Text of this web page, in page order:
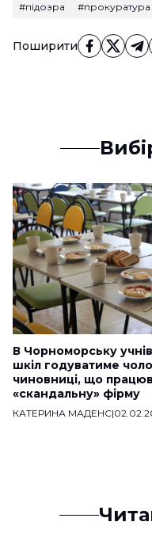
Поширити
#підозра
#прокуратура
В Чорноморську
шкіл годуватиме
чиновниці, що
«скандальну» фірму
КАТЕРИНА МАДЕНС|